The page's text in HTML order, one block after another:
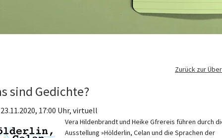
Zurück zur
sind Gedichte?
17:00 Uhr, virtuell
Vera Hildenbrandt und Heike Gfrereis führen durch
Ausstellung »Hölderlin, Celan und die Sprachen der